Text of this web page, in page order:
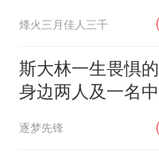
烽火三月佳人三千
斯大林一生畏惧的
身边两人及一名
逐梦先锋